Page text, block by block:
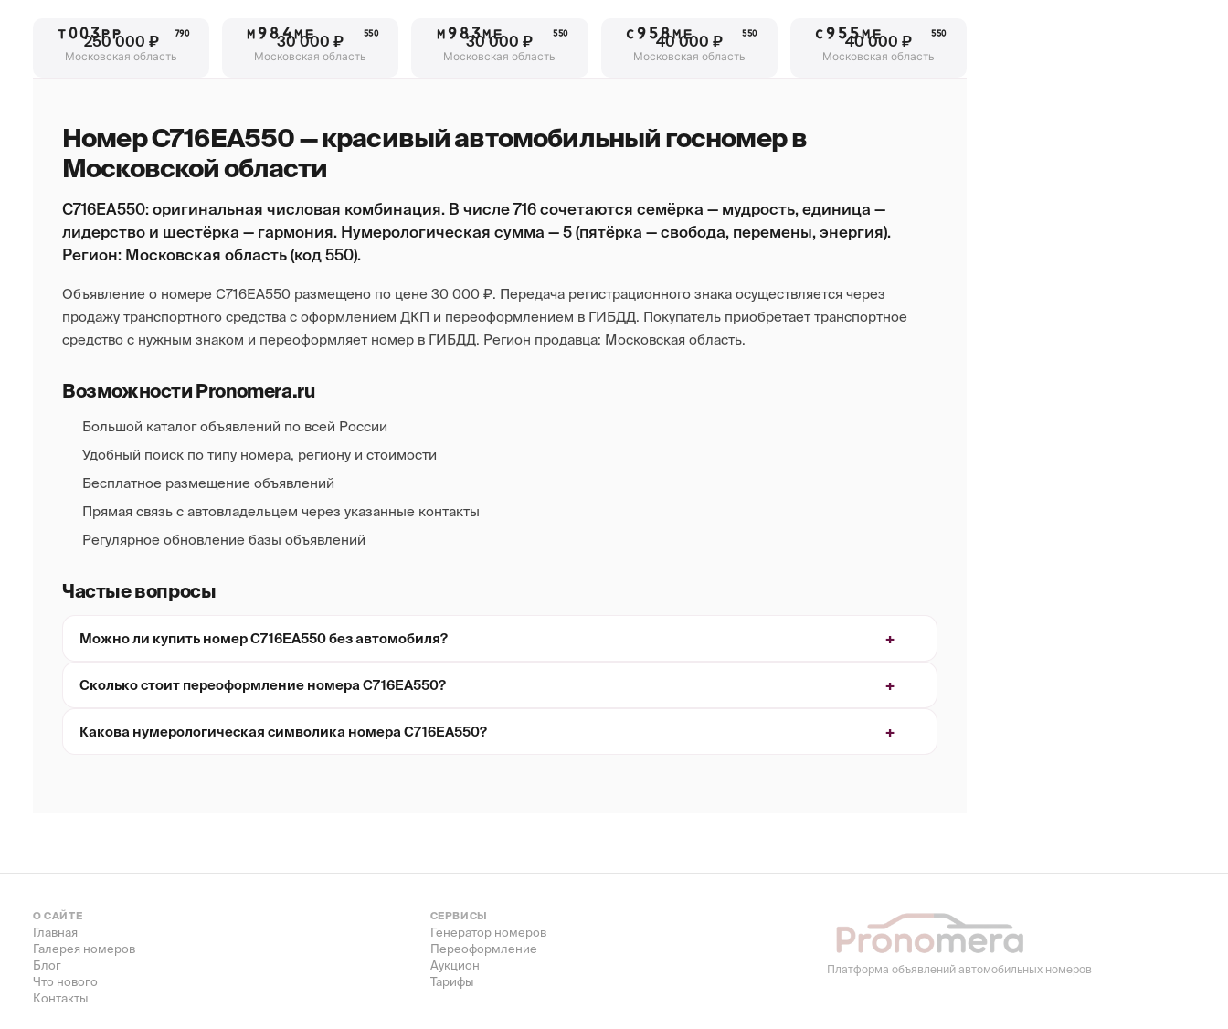
Т003РР 790
250 000 ₽
Московская область
М984МЕ 550
30 000 ₽
Московская область
М983МЕ 550
30 000 ₽
Московская область
С958МЕ 550
40 000 ₽
Московская область
С955МЕ 550
40 000 ₽
Московская область
Номер С716ЕА550 — красивый автомобильный госномер в
Московской области
С716ЕА550: оригинальная числовая комбинация. В числе 716 сочетаются семёрка — мудрость, единица —
лидерство и шестёрка — гармония. Нумерологическая сумма — 5 (пятёрка — свобода, перемены, энергия).
Регион: Московская область (код 550).
Объявление о номере С716ЕА550 размещено по цене 30 000 ₽. Передача регистрационного знака осуществляется через
продажу транспортного средства с оформлением ДКП и переоформлением в ГИБДД. Покупатель приобретает транспортное
средство с нужным знаком и переоформляет номер в ГИБДД. Регион продавца: Московская область.
Возможности Pronomera.ru
Большой каталог объявлений по всей России
Удобный поиск по типу номера, региону и стоимости
Бесплатное размещение объявлений
Прямая связь с автовладельцем через указанные контакты
Регулярное обновление базы объявлений
Частые вопросы
Можно ли купить номер С716ЕА550 без автомобиля?
Сколько стоит переоформление номера С716ЕА550?
Какова нумерологическая символика номера С716ЕА550?
О САЙТЕ
Главная
Галерея номеров
Блог
Что нового
Контакты
СЕРВИСЫ
Генератор номеров
Переоформление
Аукцион
Тарифы
Платформа объявлений автомобильных номеров